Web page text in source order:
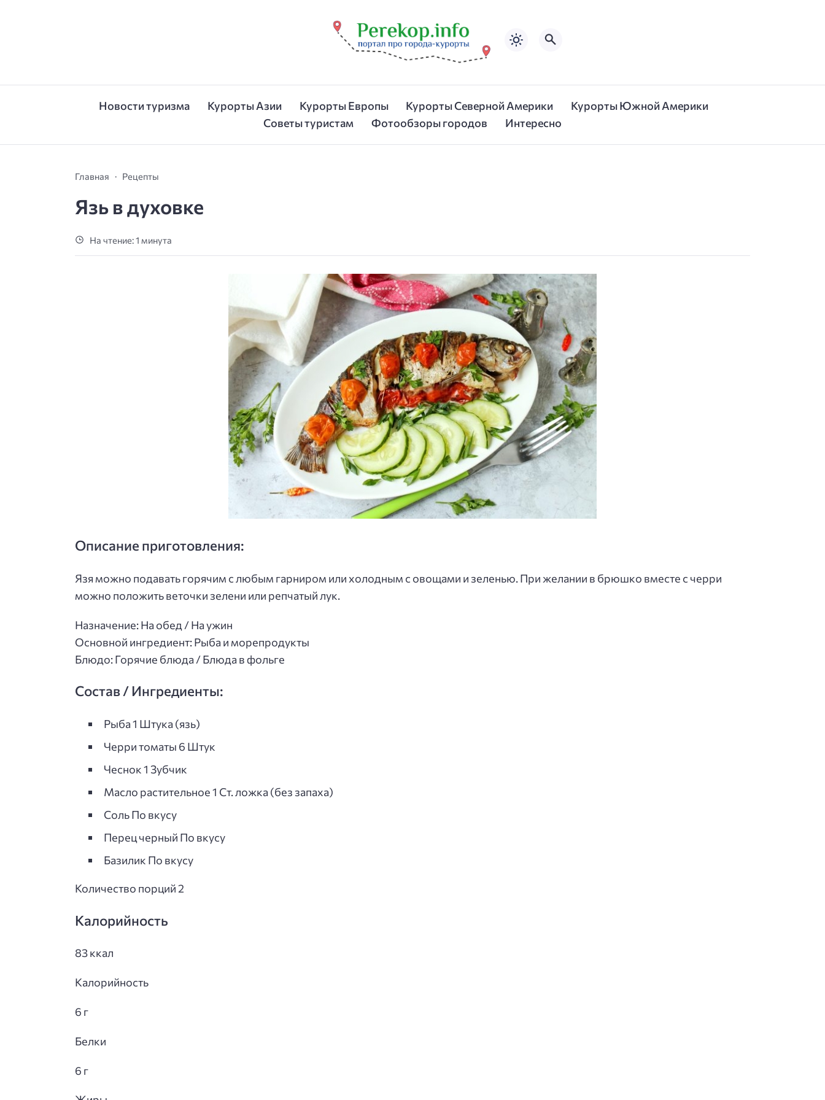
Новости туризма Курорты Азии Курорты Европы Курорты Северной Америки
Курорты Южной Америки
Советы туристам
Фотообзоры городов Интересно
Главная Рецепты
Язь в духовке
На чтение: 1 минута
Описание приготовления:
Язя можно подавать горячим с любым гарниром или холодным с овощами и зеленью. При желании в брюшко вместе с черри
можно положить веточки зелени или репчатый лук.
Назначение: На обед / На ужин
Основной ингредиент: Рыба и морепродукты
Блюдо: Горячие блюда / Блюда в фольге
Состав / Ингредиенты:
Рыба 1 Штука (язь)
Черри томаты 6 Штук
Чеснок 1 Зубчик
Масло растительное 1 Ст. ложка (без запаха)
Соль По вкусу
Перец черный По вкусу
Базилик По вкусу
Количество порций 2
Калорийность
83 ккал
Калорийность
6 г
Белки
6 г